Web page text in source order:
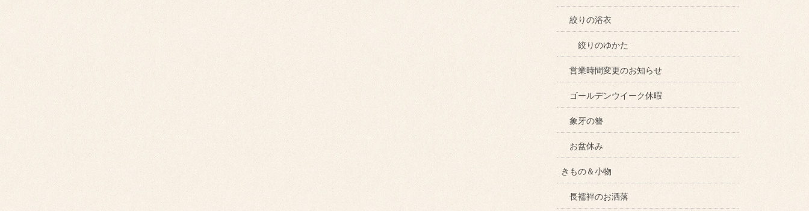
絞りの浴衣
絞りのゆかた
営業時間変更のお知らせ
ゴールデンウイーク休暇
象牙の簪
お盆休み
きもの＆小物
長襦袢のお洒落